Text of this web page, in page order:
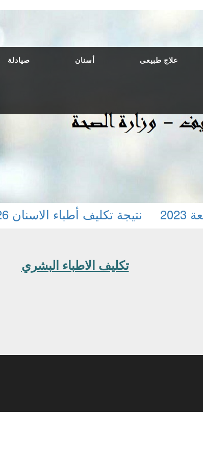
علاج طبيعى أسنان صيادلة
نتيجة تكليف أطباء الاسنان 2026
تكليف الاطباء البشري